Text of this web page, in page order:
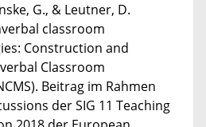
G., & Leutner, D.
classroom
Construction and
Classroom
Beitrag im Rahmen
der SIG 11 Teaching